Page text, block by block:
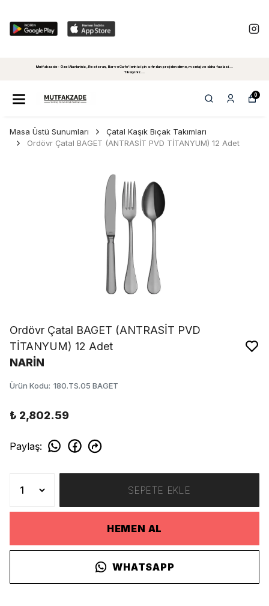
Mutfakzade - Özel Alanlariniz, Restoran, Bar ve Cafe'leriniz için sıfırdan projelendirme, montaj ve daha fazlasi...
Tiklayiniz...
0
Masa Üstü Sunumları
Çatal Kaşık Bıçak Takımları
Ordövr Çatal BAGET (ANTRASİT PVD TİTANYUM) 12 Adet
Ordövr Çatal BAGET (ANTRASİT PVD
TİTANYUM) 12 Adet
NARİN
Ürün Kodu: 180.TS.05 BAGET
₺ 2,802.59
Paylaş:
SEPETE EKLE
HEMEN AL
WHATSAPP